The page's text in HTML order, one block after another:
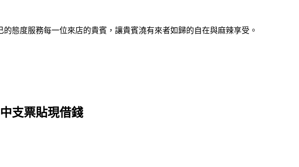
態度服務每一位來店的貴賓，讓貴賓澆有來者如歸的自在與麻辣享受。
支票貼現借錢